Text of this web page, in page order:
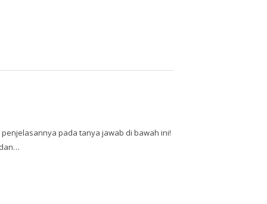
pada tanya jawab di bawah ini!